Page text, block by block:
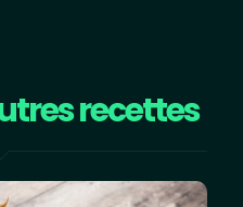
recettes